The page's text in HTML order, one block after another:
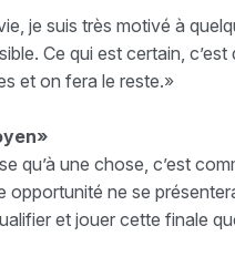
je suis très motivé à
Ce qui est certain,
et on fera le reste.»
qu’à une chose, c’est
ne se
et jouer cette finale